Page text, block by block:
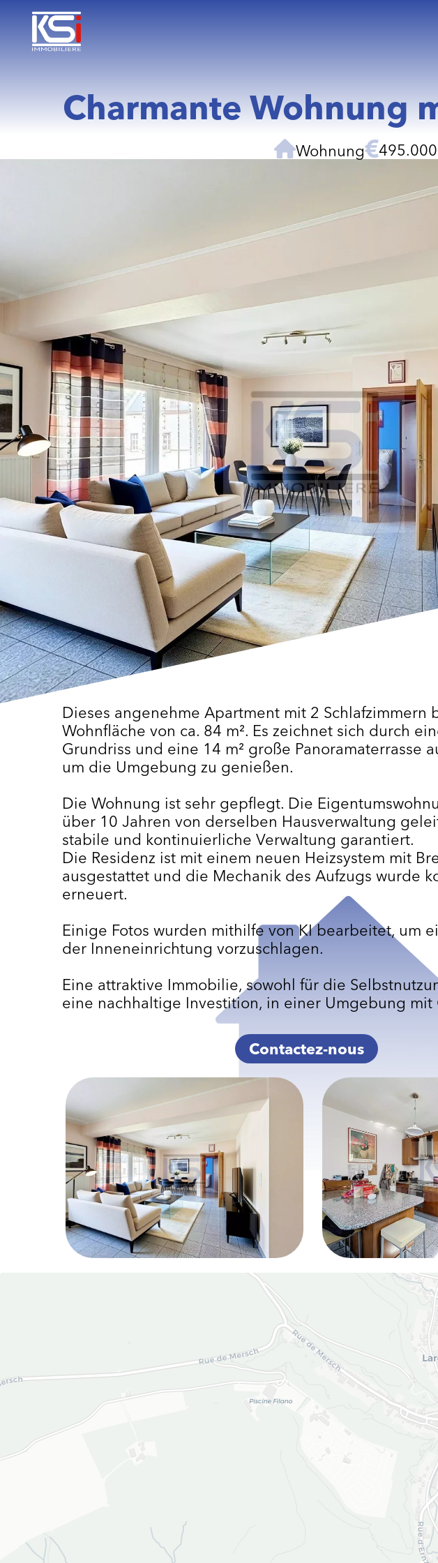
Charmante Wohnung
Wohnung
Dieses angenehme Apartment mit 2 Schlafzimmern
Wohnfläche von ca. 84 m². Es zeichnet sich durch
Grundriss und eine 14 m² große Panoramaterrasse
um die Umgebung zu genießen.
Die Wohnung ist sehr gepflegt. Die
über 10 Jahren von derselben Hausverwaltung
stabile und kontinuierliche Verwaltung garantiert.
Die Residenz ist mit einem neuen Heizsystem mit
ausgestattet und die Mechanik des Aufzugs wurde
erneuert.
Einige Fotos wurden mithilfe von KI bearbeitet, um
der Inneneinrichtung vorzuschlagen.
Eine attraktive Immobilie, sowohl für die
eine nachhaltige Investition, in einer Umgebung mit
Contactez-nous